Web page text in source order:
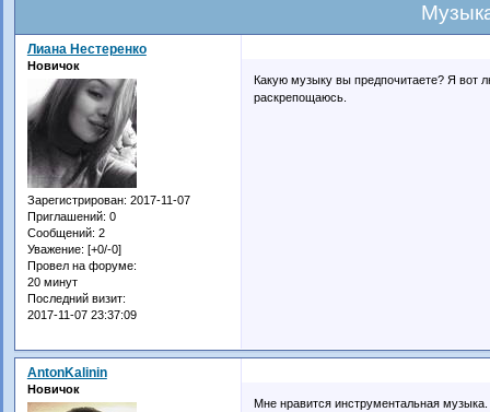
Лиана Нестеренко
Новичок
Зарегистрирован: 2017-11-07
Приглашений: 0
Сообщений: 2
Уважение: [+0/-0]
Провел на форуме:
20 минут
Последний визит:
2017-11-07 23:37:09
Какую музыку вы предпочитаете? Я вот
раскрепощаюсь.
AntonKalinin
Новичок
Мне нравится инструментальная